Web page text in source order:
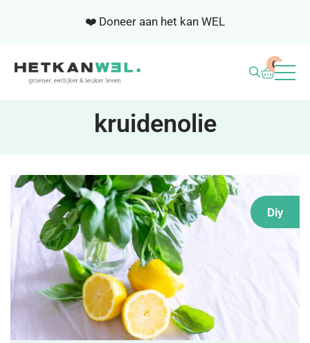
❤️ Doneer aan het kan WEL
SAMENWERKEN
NIEUWSBRIEF
OVER ONS
DONEREN
0
kruidenolie
Diy